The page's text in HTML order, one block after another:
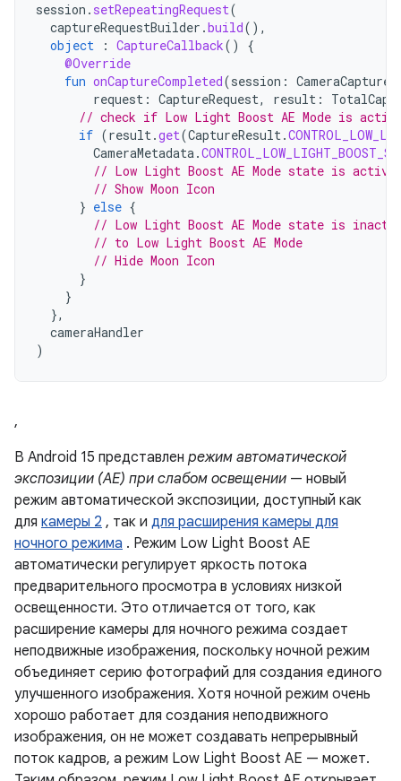
session . setRepeatingRequest(
captureRequestBuilder .build(),
object
: CaptureCallback()
{
@Override
fun onCaptureCompleted(session :
request : CaptureRequest, result :
// check if Low Light Boost AE Mode is
if (result.get(CaptureResult.
CameraMetadata.
// Low Light Boost AE Mode state is active
// Show Moon Icon
} else {
// Low Light Boost AE Mode state is
// to Low Light Boost AE Mode
// Hide Moon Icon
}
}
},
cameraHandler
)
,
В Android 15 представлен режим автоматической
экспозиции (AE) при слабом освещении — новый
режим автоматической экспозиции, доступный как
для камеры 2 , так и для расширения камеры для
ночного режима . Режим Low Light Boost AE
автоматически регулирует яркость потока
предварительного просмотра в условиях низкой
освещенности. Это отличается от того, как
расширение камеры для ночного режима создает
неподвижные изображения, поскольку ночной режим
объединяет серию фотографий для создания единого
улучшенного изображения. Хотя ночной режим очень
хорошо работает для создания неподвижного
изображения, он не может создавать непрерывный
поток кадров, а режим Low Light Boost AE — может.